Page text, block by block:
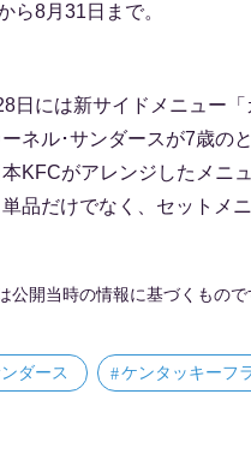
ら8月31日まで。
日には新サイドメニュー
ネル･サンダースが7歳の
KFCがアレンジしたメニ
品だけでなく、セットメ
公開当時の情報に基づくもので
ダース ケンタッキーフ